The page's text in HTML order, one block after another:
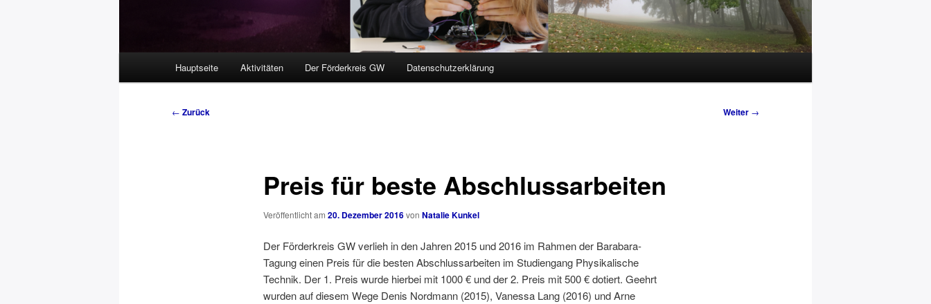
Hauptseite Aktivitäten Der Förderkreis GW Datenschutzerklärung
Beitragsnavigation
← Zurück Weiter →
Preis für beste Abschlussarbeiten
Veröffentlicht am 20. Dezember 2016von Natalie Kunkel
Der Förderkreis GW verlieh in den Jahren 2015 und 2016 im Rahmen der Barabara-
Tagung einen Preis für die besten Abschlussarbeiten im Studiengang Physikalische
Technik. Der 1. Preis wurde hierbei mit 1000 € und der 2. Preis mit 500 € dotiert. Geehrt
wurden auf diesem Wege Denis Nordmann (2015), Vanessa Lang (2016) und Arne